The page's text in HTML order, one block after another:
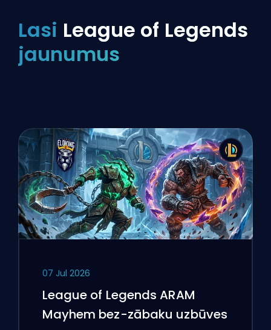
Lasi League of Legends
jaunumus
07 Jul 2026
League of Legends ARAM
Mayhem bez-zābaku uzbūves